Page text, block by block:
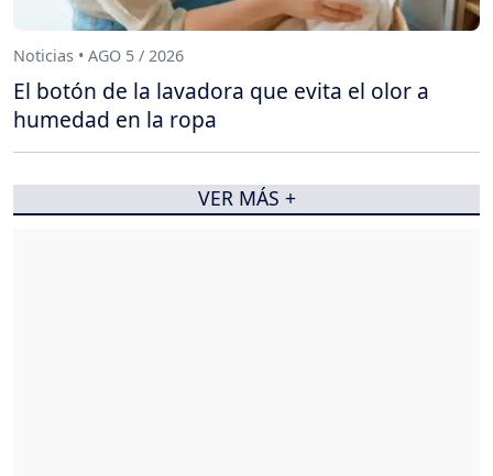
Noticias • AGO 5 / 2026
El botón de la lavadora que evita el olor a
humedad en la ropa
VER MÁS +